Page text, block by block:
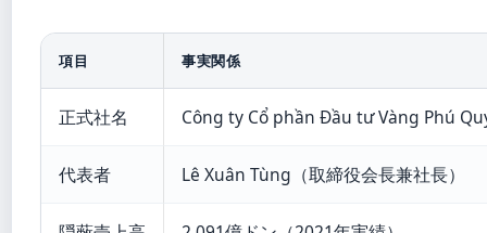
項目 事実関係
正式社名 Công ty Cổ phần Đầu tư Vàng Phú
代表者 Lê Xuân Tùng（取締役会長兼社長）